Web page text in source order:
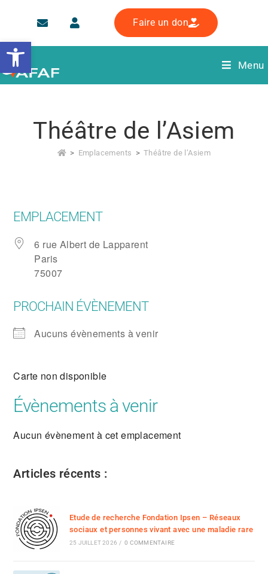
Ouvrir la barre d’outils
Faire un don
Menu
Théâtre de l’Asiem
> Emplacements > Théâtre de l’Asiem
EMPLACEMENT
6 rue Albert de Lapparent
Paris
75007
PROCHAIN ÉVÈNEMENT
Aucuns évènements à venir
Carte non disponible
Évènements à venir
Aucun évènement à cet emplacement
Articles récents :
Etude de recherche Fondation Ipsen – Réseaux
sociaux et personnes vivant avec une maladie rare
25 JUILLET 2026 / 0 COMMENTAIRE